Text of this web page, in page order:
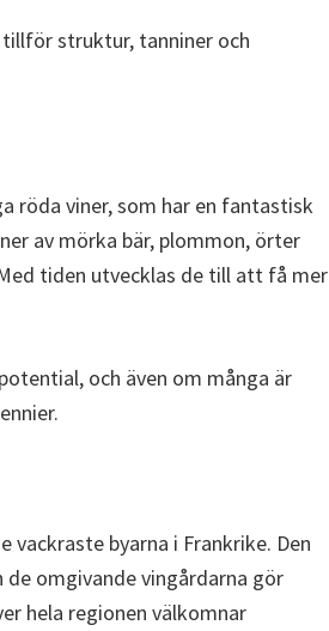
tillför struktur, tanniner och
röda viner, som har en fantastisk
av mörka bär, plommon, örter
tiden utvecklas de till att få mer
och även om många är
vackraste byarna i Frankrike. Den
omgivande vingårdarna gör
hela regionen välkomnar